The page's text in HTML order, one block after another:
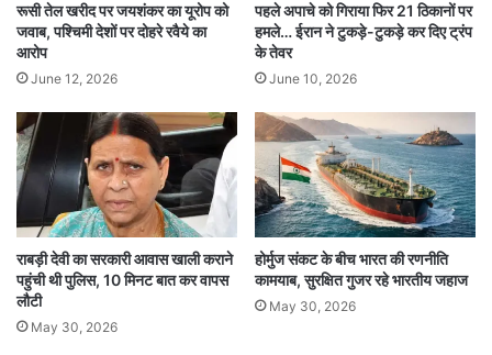
रूसी तेल खरीद पर जयशंकर का यूरोप को
जवाब, पश्चिमी देशों पर दोहरे रवैये का
आरोप
June 12, 2026
पहले अपाचे को गिराया फिर 21 ठिकानों पर
हमले… ईरान ने टुकड़े-टुकड़े कर दिए ट्रंप
के तेवर
June 10, 2026
राबड़ी देवी का सरकारी आवास खाली कराने
पहुंची थी पुलिस, 10 मिनट बात कर वापस
लौटी
May 30, 2026
होर्मुज संकट के बीच भारत की रणनीति
कामयाब, सुरक्षित गुजर रहे भारतीय जहाज
May 30, 2026